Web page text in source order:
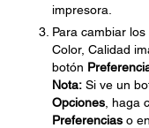
impresora.
Para cambiar los
Color, Calidad
botón
Nota: Si ve un
Opciones , haga
Preferencias o en